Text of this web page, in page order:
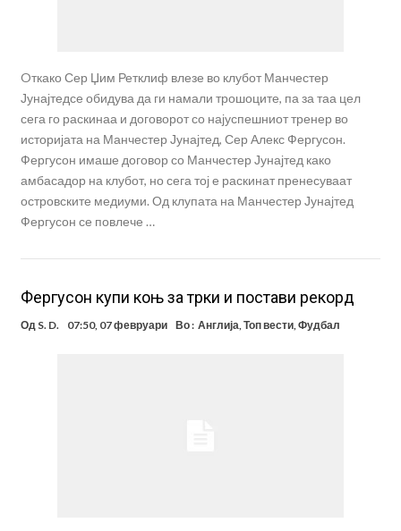
Oткако Сер Џим Ретклиф влезе во клубот Манчестер
Јунајтедсе обидува да ги намали трошоците, па за таа цел
сега го раскинаа и договорот со најуспешниот тренер во
историјата на Манчестер Јунајтед, Сер Алекс Фергусон.
Фергусон имаше договор со Манчестер Јунајтед како
амбасадор на клубот, но сега тој е раскинат пренесуваат
островските медиуми. Од клупата на Манчестер Јунајтед
Фергусон се повлече …
Фергусон купи коњ за трки и постави рекорд
Од S. D. 07:50, 07 февруари Во : Англија,Топ вести,Фудбал